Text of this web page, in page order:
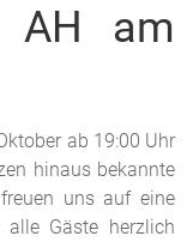
AH am
ab 19:00 Uhr
hinaus bekannte
uns auf eine
alle Gäste herzlich